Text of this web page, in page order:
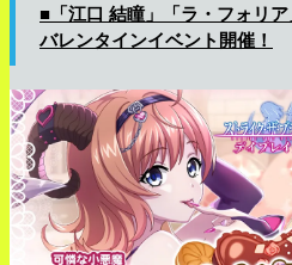
■「江口 結瞳」「ラ・フォリ
バレンタインイベント開催！